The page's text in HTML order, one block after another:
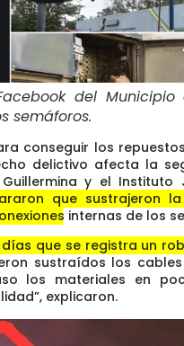
del
semáforos.
conseguir los
delictivo afecta la
y el Instituto
que sustrajeron
internas de los
días que se registra un
sustraídos los
los materiales en
explicaron.